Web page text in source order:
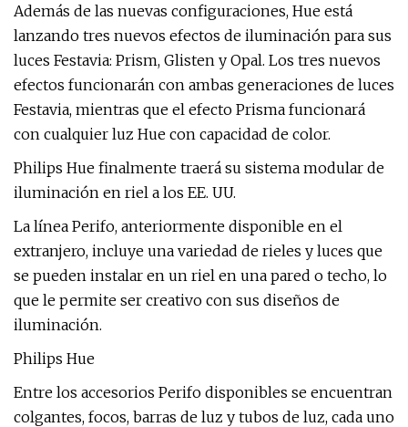
Además de las nuevas configuraciones, Hue está
lanzando tres nuevos efectos de iluminación para sus
luces Festavia: Prism, Glisten y Opal. Los tres nuevos
efectos funcionarán con ambas generaciones de luces
Festavia, mientras que el efecto Prisma funcionará
con cualquier luz Hue con capacidad de color.
Philips Hue finalmente traerá su sistema modular de
iluminación en riel a los EE. UU.
La línea Perifo, anteriormente disponible en el
extranjero, incluye una variedad de rieles y luces que
se pueden instalar en un riel en una pared o techo, lo
que le permite ser creativo con sus diseños de
iluminación.
Philips Hue
Entre los accesorios Perifo disponibles se encuentran
colgantes, focos, barras de luz y tubos de luz, cada uno